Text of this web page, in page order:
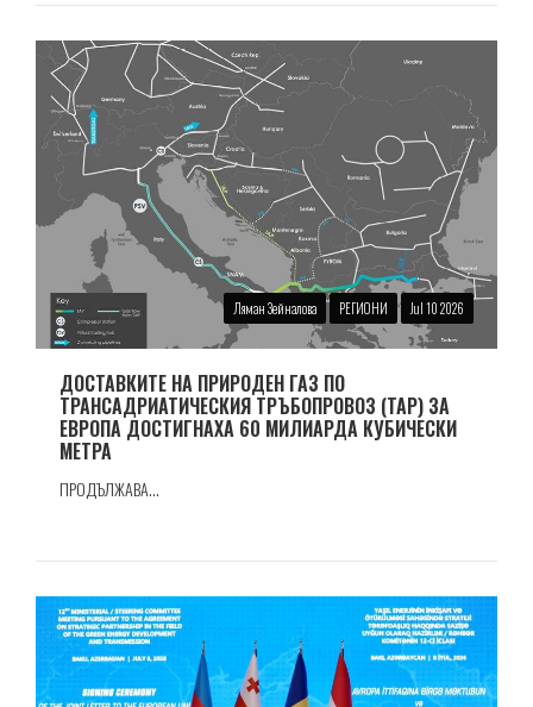
Ляман Зейналова РЕГИОНИ Jul 10 2026
ДОСТАВКИТЕ НА ПРИРОДЕН ГАЗ ПО
ТРАНСАДРИАТИЧЕСКИЯ ТРЪБОПРОВОЗ (TAP) ЗА
ЕВРОПА ДОСТИГНАХА 60 МИЛИАРДА КУБИЧЕСКИ
МЕТРА
ПРОДЪЛЖАВА...